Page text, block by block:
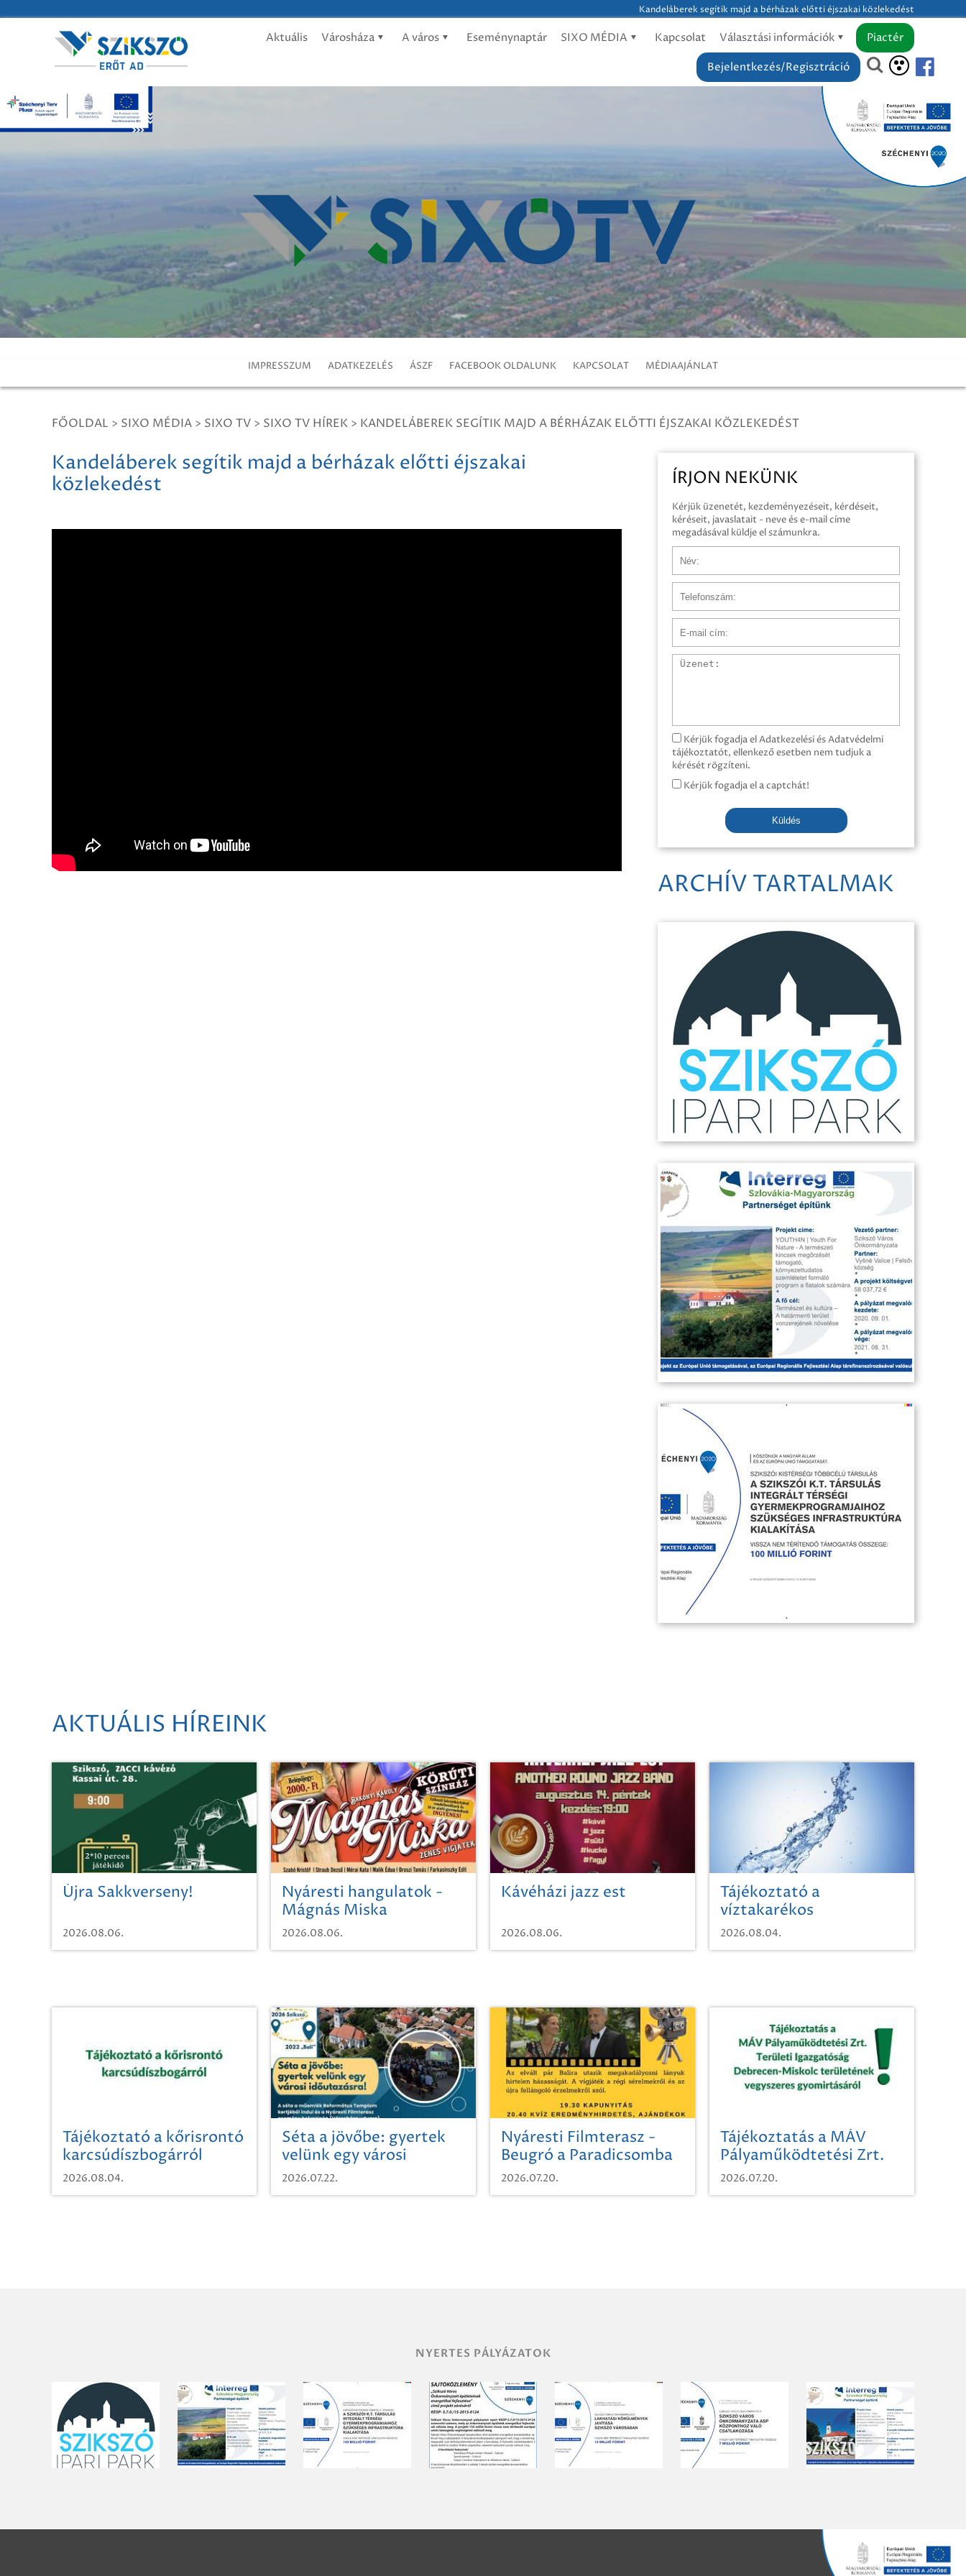
Kandeláberek segítik majd a bérházak előtti éjszakai közlekedést
Aktuális Városháza A város Eseménynaptár SIXO MÉDIA Kapcsolat Választási információk
Piactér
Bejelentkezés/Regisztráció
IMPRESSZUM ADATKEZELÉS ÁSZF FACEBOOK OLDALUNK KAPCSOLAT MÉDIAAJÁNLAT
FŐOLDAL > SIXO MÉDIA > SIXO TV > SIXO TV HÍREK > KANDELÁBEREK SEGÍTIK MAJD A BÉRHÁZAK ELŐTTI ÉJSZAKAI KÖZLEKEDÉST
Kandeláberek segítik majd a bérházak előtti éjszakai
közlekedést
ÍRJON NEKÜNK
Kérjük üzenetét, kezdeményezéseit, kérdéseit,
kéréseit, javaslatait - neve és e-mail címe
megadásával küldje el számunkra.
Üzenet
Kérjük fogadja el Adatkezelési és Adatvédelmi
tájékoztatót, ellenkező esetben nem tudjuk a
kérését rögzíteni.
Kérjük fogadja el a captchát!
Küldés
ARCHÍV TARTALMAK
AKTUÁLIS HÍREINK
Újra Sakkverseny!
2026.08.06.
Nyáresti hangulatok -
Mágnás Miska
2026.08.06.
Kávéházi jazz est
2026.08.06.
Tájékoztató a
víztakarékos
vízhasználatról
2026.08.04.
Tájékoztató a kőrisrontó
karcsúdíszbogárról
2026.08.04.
Séta a jövőbe: gyertek
velünk egy városi
időutazásra!
2026.07.22.
Nyáresti Filmterasz -
Beugró a Paradicsomba
2026.07.20.
Tájékoztatás a MÁV
Pályaműködtetési Zrt.
Területi Igazgatóság
Debrecen-Miskolc
2026.07.20.
NYERTES PÁLYÁZATOK